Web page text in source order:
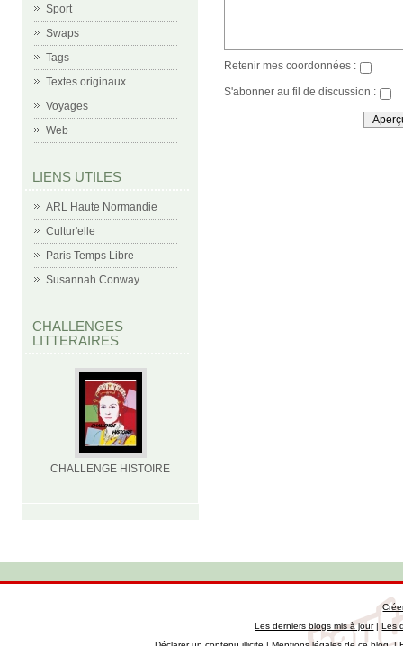
Sport
Swaps
Tags
Textes originaux
Voyages
Web
LIENS UTILES
ARL Haute Normandie
Cultur'elle
Paris Temps Libre
Susannah Conway
CHALLENGES
LITTERAIRES
CHALLENGE HISTOIRE
Retenir mes coordonnées :
S'abonner au fil de discussion :
Les derniers blogs mis à jour|Les